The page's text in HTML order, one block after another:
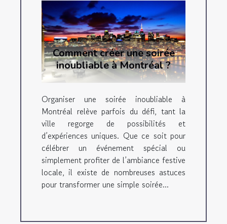
Comment créer une soirée
inoubliable à Montréal ?
Organiser une soirée inoubliable à
Montréal relève parfois du défi, tant la
ville regorge de possibilités et
d’expériences uniques. Que ce soit pour
célébrer un événement spécial ou
simplement profiter de l’ambiance festive
locale, il existe de nombreuses astuces
pour transformer une simple soirée...